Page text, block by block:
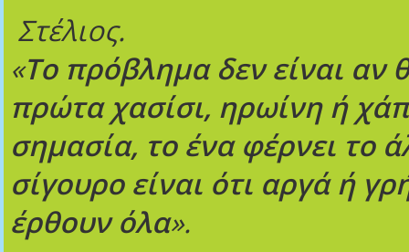
Στέλιος.
«Το πρόβλημα δεν είναι αν
πρώτα χασίσι, ηρωίνη ή
σημασία, το ένα φέρνει το
σίγουρο είναι ότι αργά ή
έρθουν όλα».